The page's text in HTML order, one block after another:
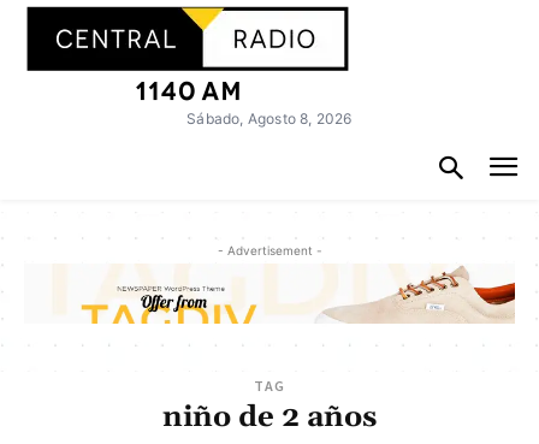
Sábado, Agosto 8, 2026
- Advertisement -
TAG
niño de 2 años